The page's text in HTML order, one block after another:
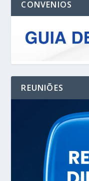
CONVENIOS
REUNIÕES